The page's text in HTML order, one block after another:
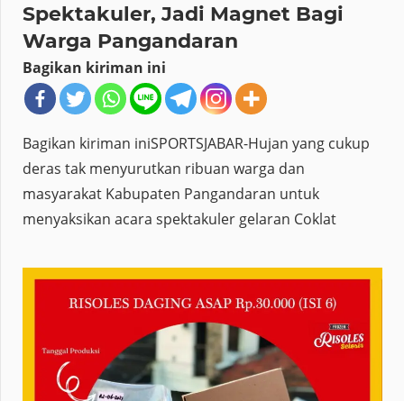
Spektakuler, Jadi Magnet Bagi
Warga Pangandaran
Bagikan kiriman ini
Bagikan kiriman iniSPORTSJABAR-Hujan yang cukup
deras tak menyurutkan ribuan warga dan
masyarakat Kabupaten Pangandaran untuk
menyaksikan acara spektakuler gelaran Coklat